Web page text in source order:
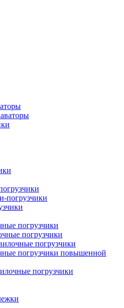
погрузчики
погрузчики
погрузчики
погрузчики
погрузчики повышенной
погрузчики